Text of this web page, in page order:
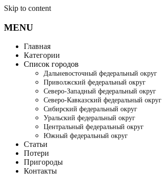
Skip to content
MENU
Главная
Категории
Список городов
Дальневосточный федеральный округ
Приволжский федеральный округ
Северо-Западный федеральный округ
Северо-Кавказский федеральный округ
Сибирский федеральный округ
Уральский федеральный округ
Центральный федеральный округ
Южный федеральный округ
Статьи
Потери
Пригороды
Контакты